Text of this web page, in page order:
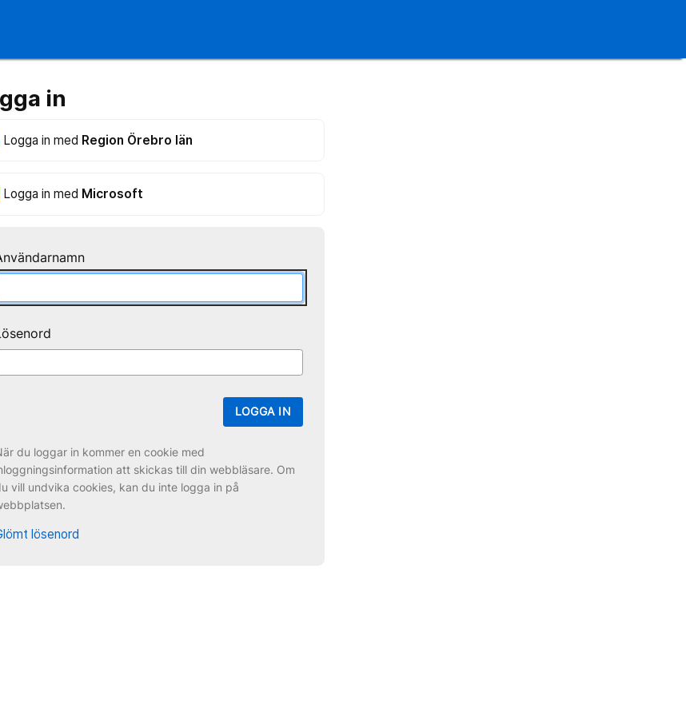
in
Logga in med Region Örebro län
Logga in med Microsoft
LOGGA IN
du loggar in kommer en cookie med
att skickas till din webbläsare. Om
vill undvika cookies, kan du inte logga in på
lösenord